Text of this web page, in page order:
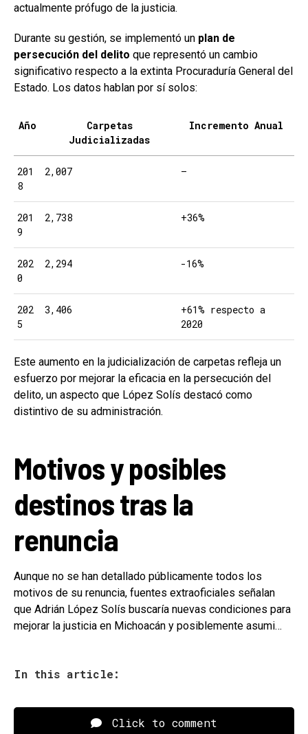
actualmente prófugo de la justicia.
Durante su gestión, se implementó un plan de
persecución del delito que representó un cambio
significativo respecto a la extinta Procuraduría General del
Estado. Los datos hablan por sí solos:
Año
Carpetas
Judicializadas
Incremento Anual
201
8
2,007 –
201
9
2,738 +36%
202
0
2,294 -16%
202
5
3,406
+61% respecto a
2020
Este aumento en la judicialización de carpetas refleja un
esfuerzo por mejorar la eficacia en la persecución del
delito, un aspecto que López Solís destacó como
distintivo de su administración.
Motivos y posibles
destinos tras la
renuncia
Aunque no se han detallado públicamente todos los
motivos de su renuncia, fuentes extraoficiales señalan
que Adrián López Solís buscaría nuevas condiciones para
mejorar la justicia en Michoacán y posiblemente asumi…
In this article:
Click to comment